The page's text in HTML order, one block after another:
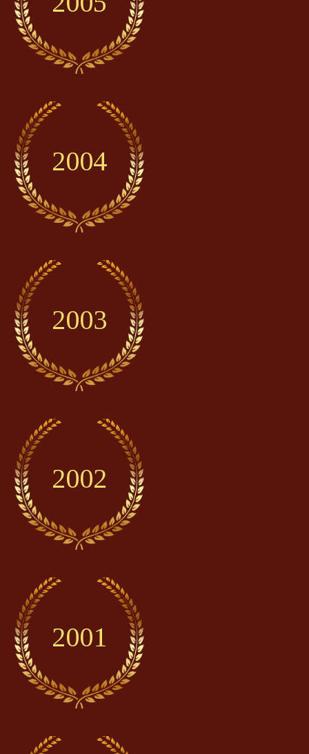
2004
2003
2002
2001